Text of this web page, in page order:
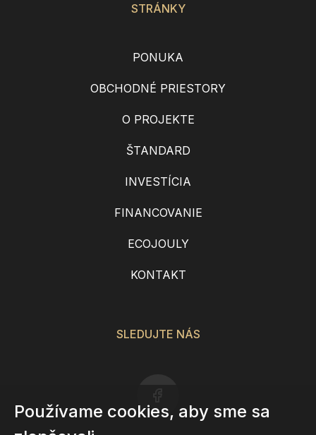
STRÁNKY
PONUKA
OBCHODNÉ PRIESTORY
O PROJEKTE
ŠTANDARD
INVESTÍCIA
FINANCOVANIE
ECOJOULY
KONTAKT
SLEDUJTE NÁS
Používame cookies, aby sme sa